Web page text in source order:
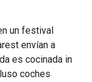
un festival
envían a
es cocinada in
coches